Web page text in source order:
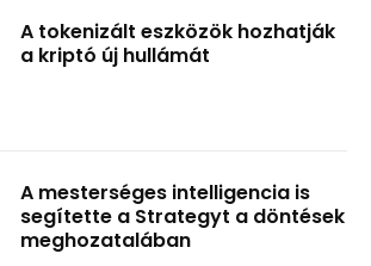
A tokenizált eszközök hozhatják
a kriptó új hullámát
A mesterséges intelligencia is
segítette a Strategyt a döntések
meghozatalában